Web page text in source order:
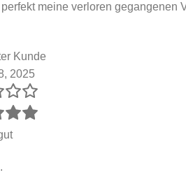
meine verloren gegangenen
Kunde
2025